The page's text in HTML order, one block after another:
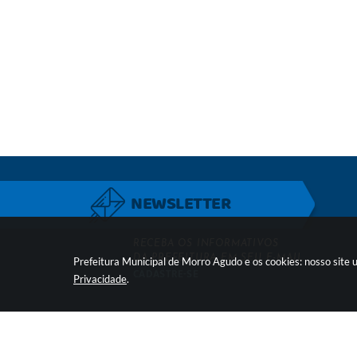
Prefeitura Municipal de Morro Agudo e os cookies: nosso site
Privacidade.
NEWSLETTER
DA PREFEITURA EM SEU E-MAIL